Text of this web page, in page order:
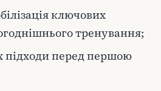
ключових
тренування;
підходи перед першою